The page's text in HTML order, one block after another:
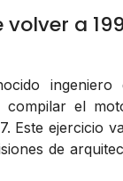
volver a
compilar el
Este ejercicio
de